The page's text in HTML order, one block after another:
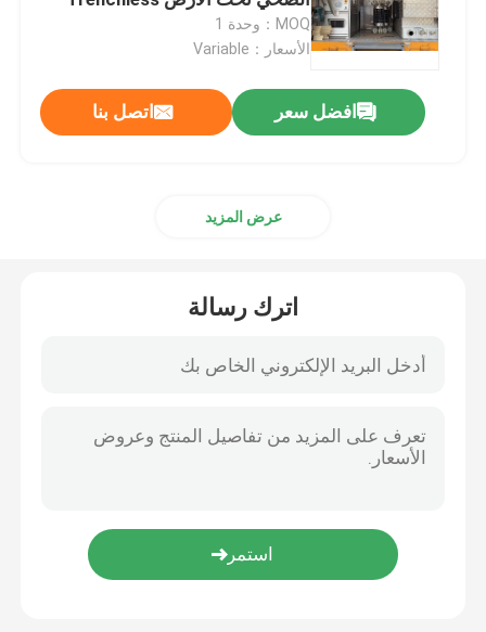
بطانة UV CIPP
مجنزر أنابيب CCTV
بناء خطوط الأنابيب بدون خنادق
التدريب على تقنية الخنادق
MOQ：وحدة 1
الأسعار：Variable
افضل سعر اتصل بنا
عرض المزيد
اترك رسالة